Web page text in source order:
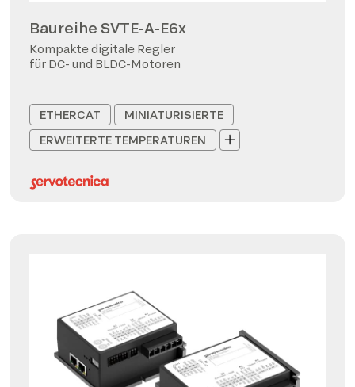
Baureihe SVTE-A-E6x
Kompakte digitale Regler
für DC- und BLDC-Motoren
ETHERCAT
MINIATURISIERTE
ERWEITERTE TEMPERATUREN